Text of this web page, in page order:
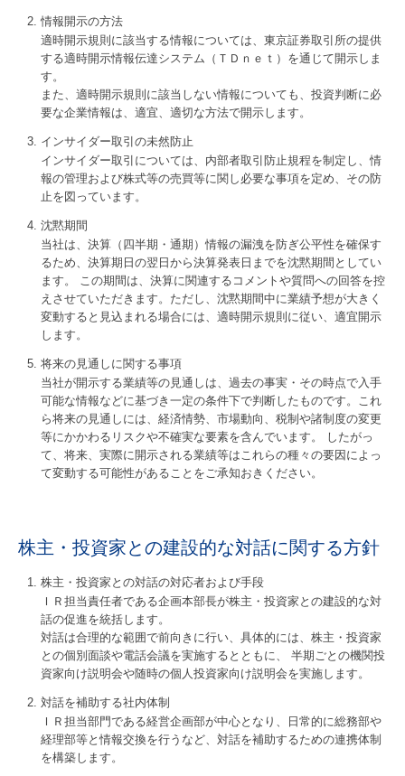
情報開示の方法
適時開示規則に該当する情報については、東京証券取引所の提供
する適時開示情報伝達システム（ＴＤｎｅｔ）を通じて開示しま
す。
また、適時開示規則に該当しない情報についても、投資判断に必
要な企業情報は、適宜、適切な方法で開示します。
インサイダー取引の未然防止
インサイダー取引については、内部者取引防止規程を制定し、情
報の管理および株式等の売買等に関し必要な事項を定め、その防
止を図っています。
沈黙期間
当社は、決算（四半期・通期）情報の漏洩を防ぎ公平性を確保す
るため、決算期日の翌日から決算発表日までを沈黙期間としてい
ます。 この期間は、決算に関連するコメントや質問への回答を控
えさせていただきます。ただし、沈黙期間中に業績予想が大きく
変動すると見込まれる場合には、適時開示規則に従い、適宜開示
します。
将来の見通しに関する事項
当社が開示する業績等の見通しは、過去の事実・その時点で入手
可能な情報などに基づき一定の条件下で判断したものです。これ
ら将来の見通しには、経済情勢、市場動向、税制や諸制度の変更
等にかかわるリスクや不確実な要素を含んでいます。 したがっ
て、将来、実際に開示される業績等はこれらの種々の要因によっ
て変動する可能性があることをご承知おきください。
株主・投資家との建設的な対話に関する方針
株主・投資家との対話の対応者および手段
ＩＲ担当責任者である企画本部長が株主・投資家との建設的な対
話の促進を統括します。
対話は合理的な範囲で前向きに行い、具体的には、株主・投資家
との個別面談や電話会議を実施するとともに、 半期ごとの機関投
資家向け説明会や随時の個人投資家向け説明会を実施します。
対話を補助する社内体制
ＩＲ担当部門である経営企画部が中心となり、日常的に総務部や
経理部等と情報交換を行うなど、対話を補助するための連携体制
を構築します。